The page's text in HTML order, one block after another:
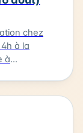
chez
à
d'une